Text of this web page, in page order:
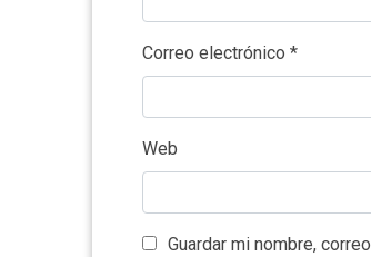
Correo electrónico *
Web
Guardar mi nombre,